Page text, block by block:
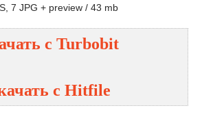
7 JPG + preview / 43 mb
с Turbobit
с Hitfile